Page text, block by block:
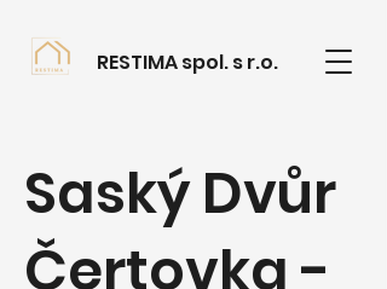
RESTIMA spol. s r.o.
Saský Dvůr
Čertovka -